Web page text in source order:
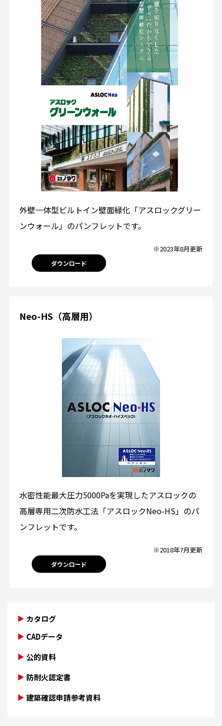
外壁一体型ビルトイン壁面緑化「アスロックグリー
ンウォール」のパンフレットです。
※2023年8月更新
ダウンロード
Neo-HS（高層用）
水密性能最大圧力5000Paを実現したアスロックの
高層専用二次防水工法「アスロックNeo-HS」のパ
ンフレットです。
※2018年7月更新
ダウンロード
カタログ
CADデータ
公的資料
防耐火認定書
建築確認申請参考資料